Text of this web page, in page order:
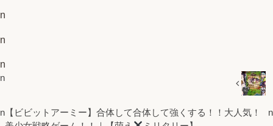
n
n
n
n
n 【ビビットアーミー】合体して合体して強くする！！大人気！
n